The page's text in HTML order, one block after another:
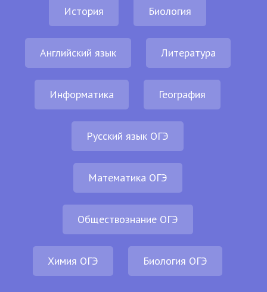
История Биология
Английский язык Литература
Информатика География
Русский язык ОГЭ
Математика ОГЭ
Обществознание ОГЭ
Химия ОГЭ Биология ОГЭ